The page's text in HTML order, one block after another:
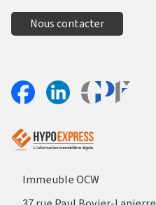
Nous contacter
Immeuble OCW